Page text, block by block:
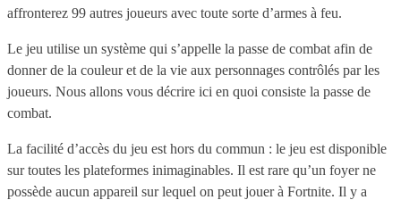
affronterez 99 autres joueurs avec toute sorte d’armes à feu.
Le jeu utilise un système qui s’appelle la passe de combat afin de
donner de la couleur et de la vie aux personnages contrôlés par les
joueurs. Nous allons vous décrire ici en quoi consiste la passe de
combat.
La facilité d’accès du jeu est hors du commun : le jeu est disponible
sur toutes les plateformes inimaginables. Il est rare qu’un foyer ne
possède aucun appareil sur lequel on peut jouer à Fortnite. Il y a